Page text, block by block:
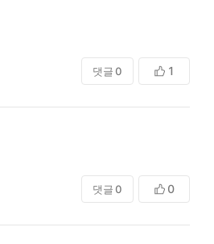
댓글 0 1
댓글 0 0